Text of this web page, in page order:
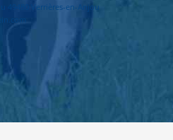
49480 Verrières-en-Anjou